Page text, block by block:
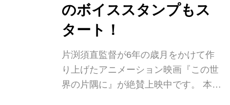
ランキング...
のボイススタンプもス
タート！
片渕須直監督が6年の歳月をかけて作
り上げたアニメーション映画『この世
界の片隅に』が絶賛上映中です。 本作